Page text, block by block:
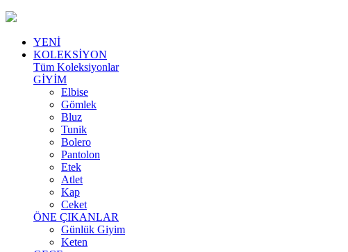
YENİ
KOLEKSİYON
Tüm Koleksiyonlar
GİYİM
Elbise
Gömlek
Bluz
Tunik
Bolero
Pantolon
Etek
Atlet
Kap
Ceket
ÖNE ÇIKANLAR
Günlük Giyim
Keten